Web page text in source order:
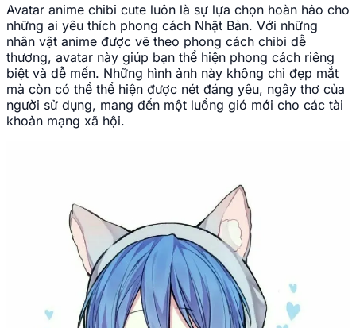
Avatar anime chibi cute luôn là sự lựa chọn hoàn hảo cho
những ai yêu thích phong cách Nhật Bản. Với những
nhân vật anime được vẽ theo phong cách chibi dễ
thương, avatar này giúp bạn thể hiện phong cách riêng
biệt và dễ mến. Những hình ảnh này không chỉ đẹp mắt
mà còn có thể thể hiện được nét đáng yêu, ngây thơ của
người sử dụng, mang đến một luồng gió mới cho các tài
khoản mạng xã hội.